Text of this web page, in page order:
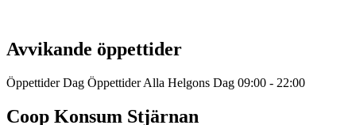
Avvikande öppettider
Öppettider Dag Öppettider Alla Helgons Dag 09:00 - 22:00
Coop Konsum Stjärnan